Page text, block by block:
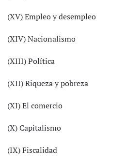
(XV) Empleo y desempleo
(XIV) Nacionalismo
(XIII) Política
(XII) Riqueza y pobreza
(XI) El comercio
(X) Capitalismo
(IX) Fiscalidad